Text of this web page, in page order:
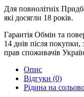
Для повнолітніх
які досягли 18 років.
Гарантія Обмін та
14 днів після покупки,
прав споживачів
Опис
Відгуки (0)
Рідина на